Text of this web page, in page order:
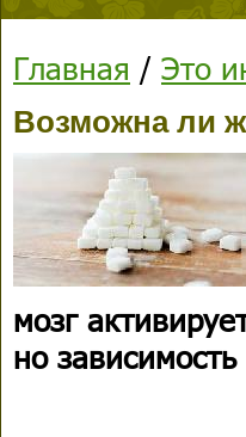
Главная / Это
Возможна ли
мозг
но